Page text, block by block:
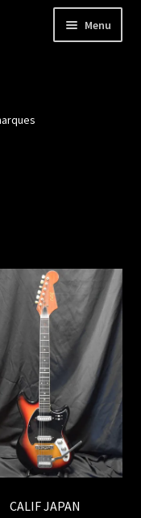
Menu
CALIF JAPAN